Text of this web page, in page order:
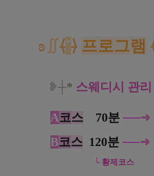
ʚ ∬⟨ˇ⟩ 프로그램
❥┼* 스웨디시 관리
A코스00 70분 ──➜
B코스 120분 ──➜
└ 황제코스